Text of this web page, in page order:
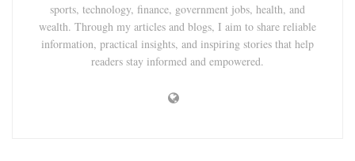
sports, technology, finance, government jobs, health, and
wealth. Through my articles and blogs, I aim to share reliable
information, practical insights, and inspiring stories that help
readers stay informed and empowered.